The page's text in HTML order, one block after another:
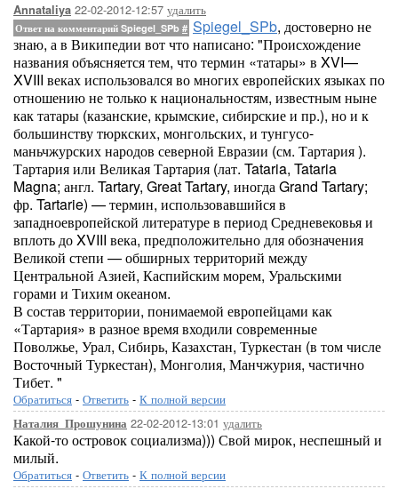
Annataliya 22-02-2012-12:57 удалить
Ответ на комментарий Spiegel_SPb # Spiegel_SPb, достоверно не
знаю, а в Википедии вот что написано: "Происхождение
названия объясняется тем, что термин «татары» в XVI—
XVIII веках использовался во многих европейских языках по
отношению не только к национальностям, известным ныне
как татары (казанские, крымские, сибирские и пр.), но и к
большинству тюркских, монгольских, и тунгусо-
маньчжурских народов северной Евразии (см. Тартария ).
Тартария или Великая Тартария (лат. Tataria, Tataria
Magna; англ. Tartary, Great Tartary, иногда Grand Tartary;
фр. Tartarie) — термин, использовавшийся в
западноевропейской литературе в период Средневековья и
вплоть до XVIII века, предположительно для обозначения
Великой степи — обширных территорий между
Центральной Азией, Каспийским морем, Уральскими
горами и Тихим океаном.
В состав территории, понимаемой европейцами как
«Тартария» в разное время входили современные
Поволжье, Урал, Сибирь, Казахстан, Туркестан (в том числе
Восточный Туркестан), Монголия, Манчжурия, частично
Тибет. "
Обратиться - Ответить - К полной версии
Наталия_Прошунина 22-02-2012-13:01 удалить
Какой-то островок социализма))) Свой мирок, неспешный и
милый.
Обратиться - Ответить - К полной версии